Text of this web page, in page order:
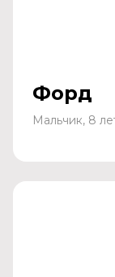
Форд
Мальчик, 8